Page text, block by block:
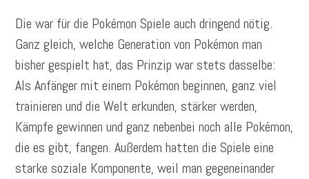
Die war für die Pokémon Spiele auch dringend nötig.
Ganz gleich, welche Generation von Pokémon man
bisher gespielt hat, das Prinzip war stets dasselbe:
Als Anfänger mit einem Pokémon beginnen, ganz viel
trainieren und die Welt erkunden, stärker werden,
Kämpfe gewinnen und ganz nebenbei noch alle Pokémon,
die es gibt, fangen. Außerdem hatten die Spiele eine
starke soziale Komponente, weil man gegeneinander